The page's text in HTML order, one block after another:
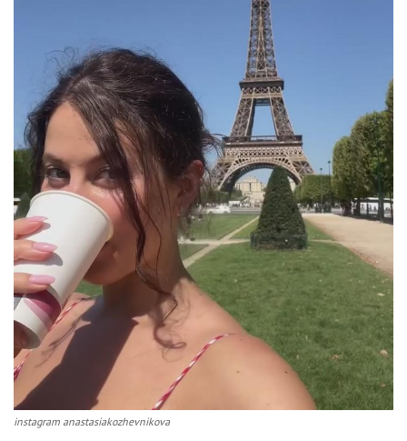
instagram anastasiakozhevnikova